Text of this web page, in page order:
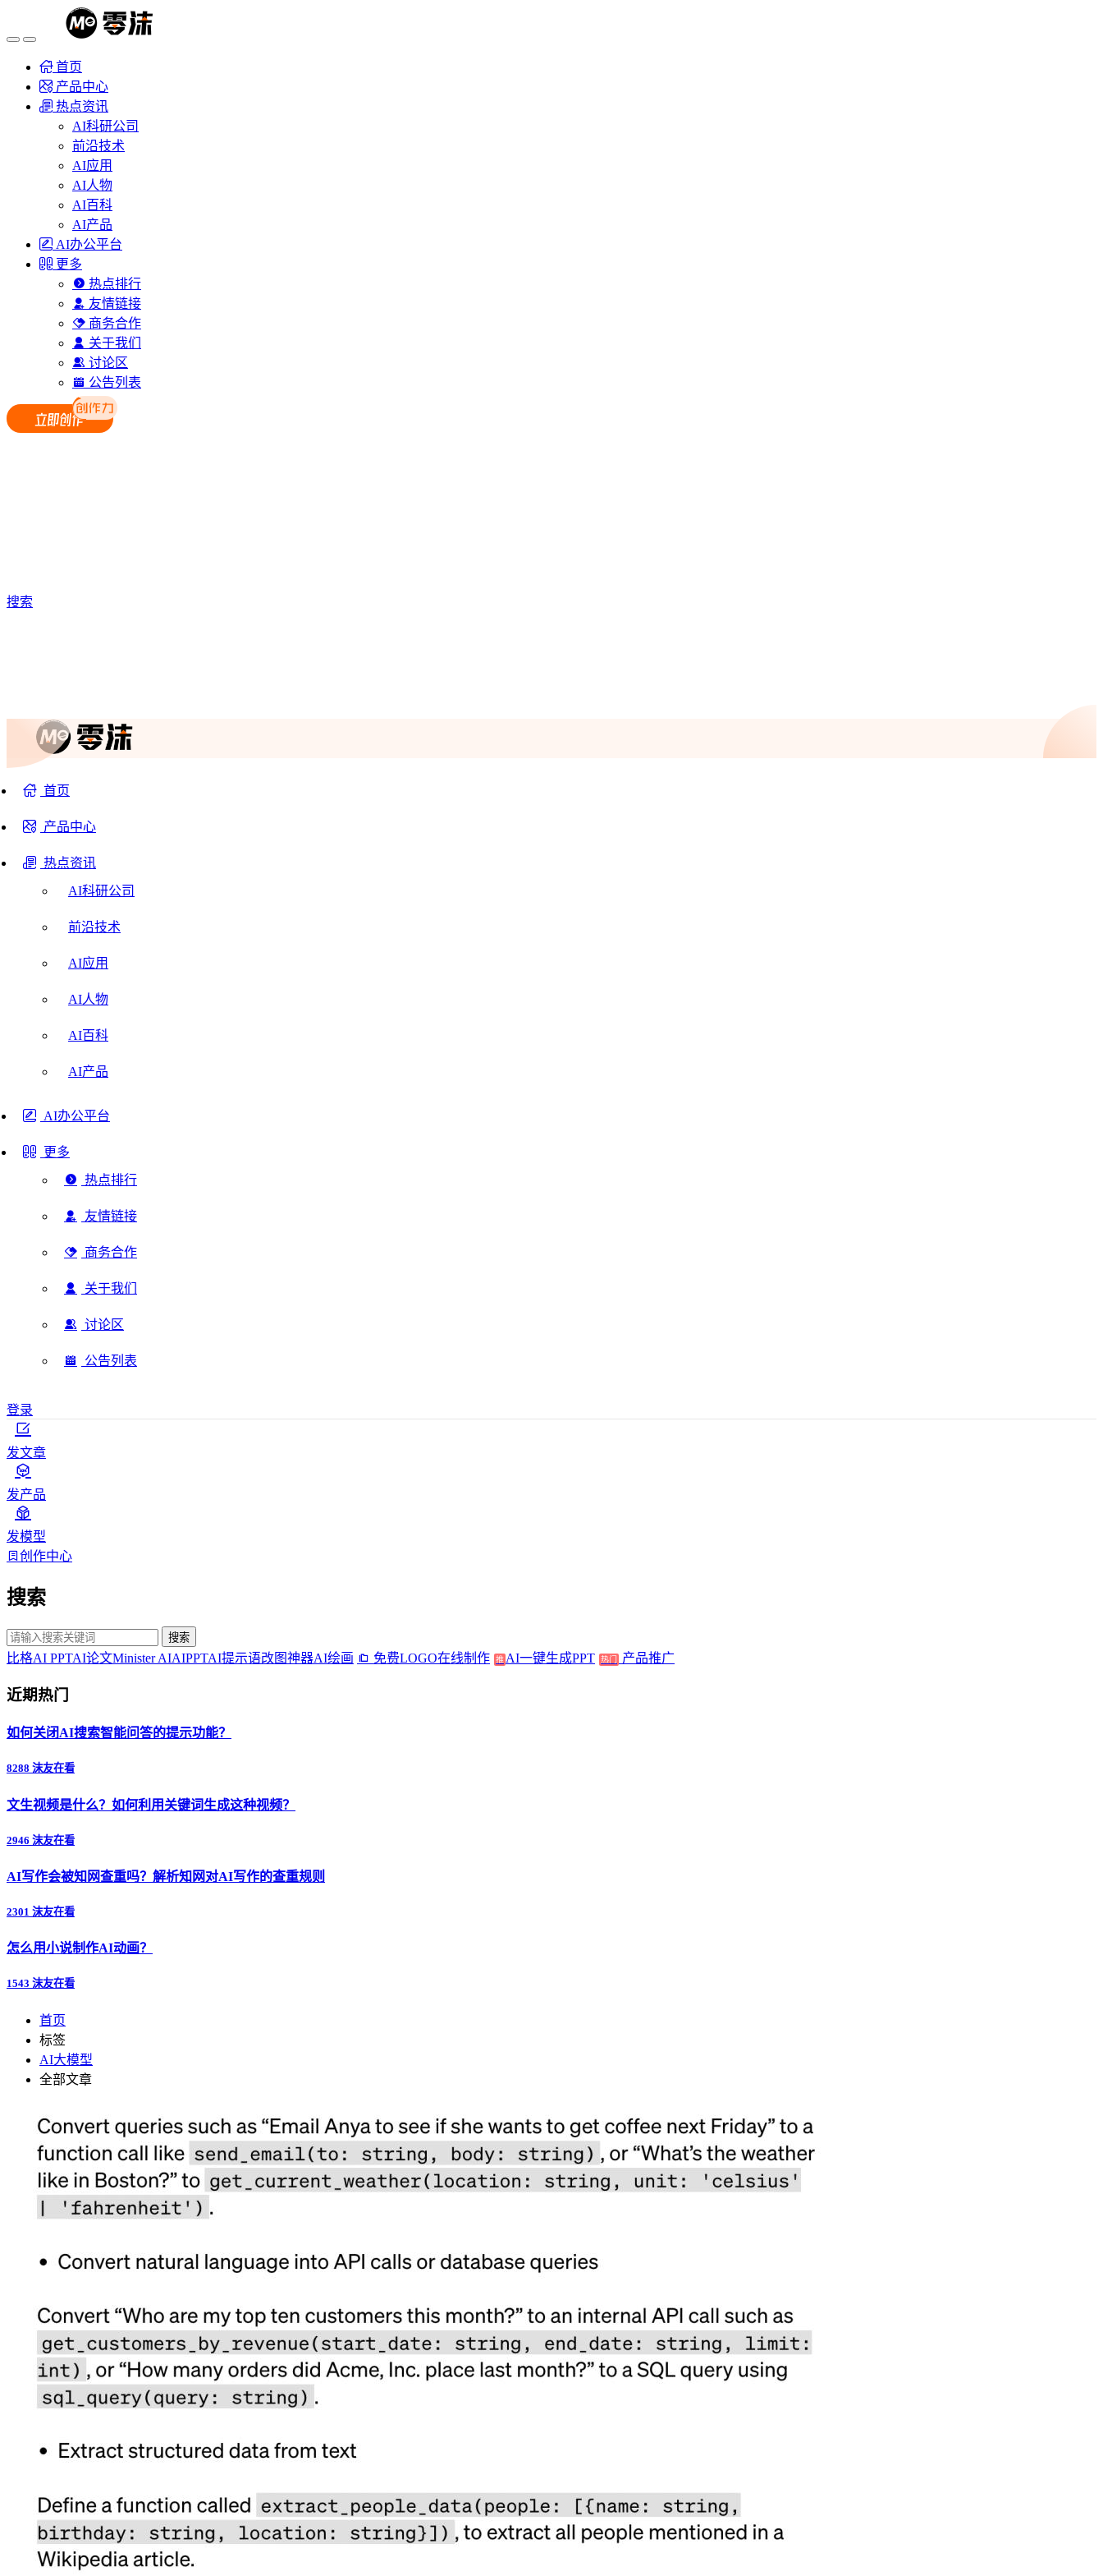
首页
产品中心
热点资讯
AI科研公司
前沿技术
AI应用
AI人物
AI百科
AI产品
AI办公平台
更多
热点排行
友情链接
商务合作
关于我们
讨论区
公告列表
搜索
首页
产品中心
热点资讯
AI科研公司
前沿技术
AI应用
AI人物
AI百科
AI产品
AI办公平台
更多
热点排行
友情链接
商务合作
关于我们
讨论区
公告列表
登录
发文章
发产品
发模型
创作中心
搜索
搜索
比格AI PPTAI论文Minister AIAIPPTAI提示语改图神器AI绘画 免费LOGO在线制作 推 AI一键生成PPT 热门 产品推广
近期热门
如何关闭AI搜索智能问答的提示功能？
8288 沫友在看
文生视频是什么？如何利用关键词生成这种视频？
2946 沫友在看
AI写作会被知网查重吗？解析知网对AI写作的查重规则
2301 沫友在看
怎么用小说制作AI动画？
1543 沫友在看
首页
标签
AI大模型
全部文章